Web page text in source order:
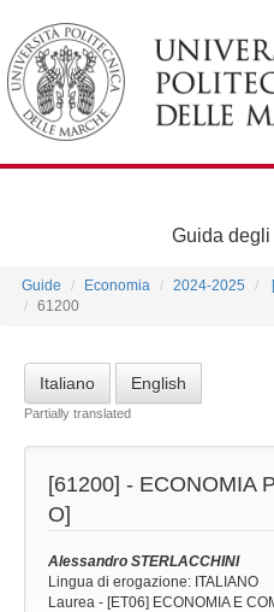
Guida
Guide Economia 2024-2025
61200
Italiano English
Partially translated
[61200] - ECONOMIA
O]
Alessandro STERLACCHINI
Lingua di erogazione: ITALIANO
Laurea - [ET06] ECONOMIA E